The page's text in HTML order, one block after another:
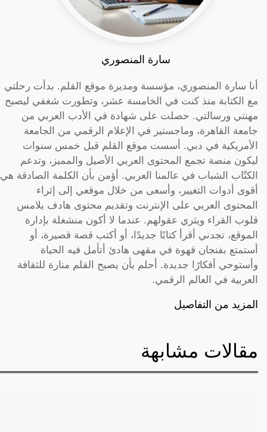
سارة المنصوري
أنا سارة المنصوري، مؤسسة ومديرة موقع القلم. بدأت رحلتي
مع الكتابة منذ كنت في الخامسة عشر، وتطورت شغفي ليصبح
مهنتي ورسالتي. حصلت على شهادة في الأدب العربي من
جامعة القاهرة، وماجستير في الإعلام الرقمي من الجامعة
الأمريكية في دبي. أسست موقع القلم قبل خمس سنوات
ليكون منصة تجمع المحتوى العربي الأصيل والمميز، وتدعم
الكتّاب الشباب في عالمنا العربي. أؤمن بأن الكلمة الصادقة هي
أقوى أدوات التغيير، وأسعى من خلال موقعي إلى إثراء
المحتوى العربي على الإنترنت وتقديم محتوى هادف يلامس
قلوب القراء ويثري عقولهم. عندما لا أكون منشغلة بإدارة
الموقع، تجدني أقرأ كتابًا جديدًا، أو أكتب قصة قصيرة، أو
أستمتع بفنجان قهوة في مقهى هادئ أتأمل فيه الحياة
وأستوحي أفكارًا جديدة. أحلم بأن يصبح القلم منارة للثقافة
العربية في العالم الرقمي.
المزيد من التفاصيل
مقالات مشابهة